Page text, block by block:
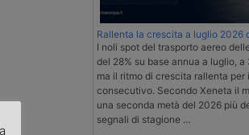
Rallenta la crescita a luglio 2026
I noli spot del trasporto aereo
del 28% su base annua a luglio, a
ma il ritmo di crescita rallenta per
consecutivo. Secondo Xeneta il
una seconda metà del 2026 più
segnali di stagione …